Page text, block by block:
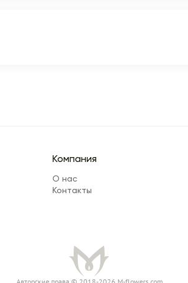
Компания
О нас
Контакты